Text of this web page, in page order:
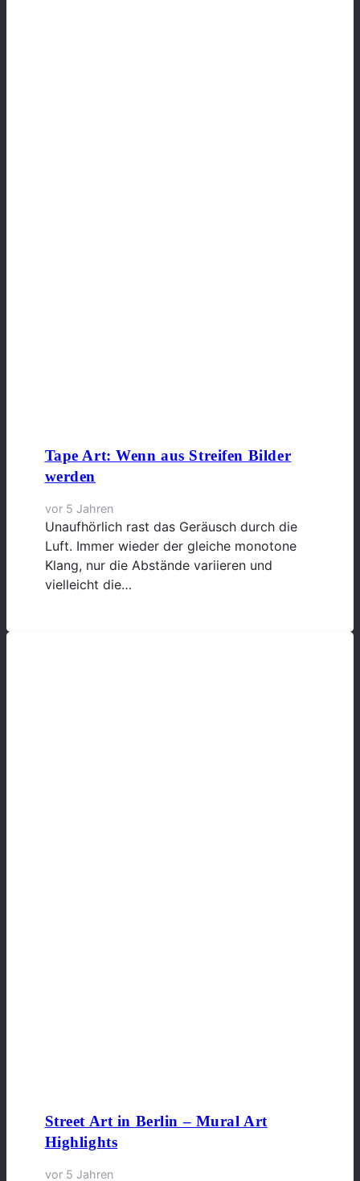
Tape Art: Wenn aus Streifen Bilder
werden
vor 5 Jahren
Unaufhörlich rast das Geräusch durch die
Luft. Immer wieder der gleiche monotone
Klang, nur die Abstände variieren und
vielleicht die…
Street Art in Berlin – Mural Art
Highlights
vor 5 Jahren